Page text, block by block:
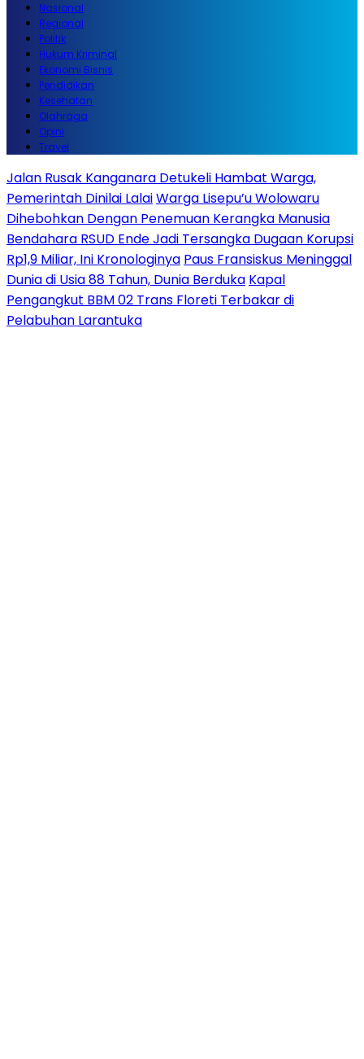
Nasional
Regional
Politik
Hukum Kriminal
Ekonomi Bisnis
Pendidikan
Kesehatan
Olahraga
Opini
Travel
Jalan Rusak Kanganara Detukeli Hambat Warga,
Pemerintah Dinilai LalaiWarga Lisepu’u Wolowaru
Dihebohkan Dengan Penemuan Kerangka Manusia
Bendahara RSUD Ende Jadi Tersangka Dugaan Korupsi
Rp1,9 Miliar, Ini Kronologinya Paus Fransiskus Meninggal
Dunia di Usia 88 Tahun, Dunia Berduka Kapal
Pengangkut BBM 02 Trans Floreti Terbakar di
Pelabuhan Larantuka